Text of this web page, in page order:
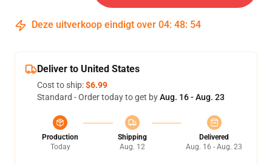
Deze uitverkoop eindigt over 04: 48: 53
Deliver to United States
Cost to ship:$6.99
Standard - Order today to get byAug. 16 - Aug. 23
Production
Today
Shipping
Aug. 12
Delivered
Aug. 16 - Aug. 23